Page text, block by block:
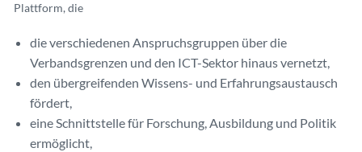
Plattform, die
die verschiedenen Anspruchsgruppen über die
Verbandsgrenzen und den ICT-Sektor hinaus vernetzt,
den übergreifenden Wissens- und Erfahrungsaustausch
fördert,
eine Schnittstelle für Forschung, Ausbildung und Politik
ermöglicht,